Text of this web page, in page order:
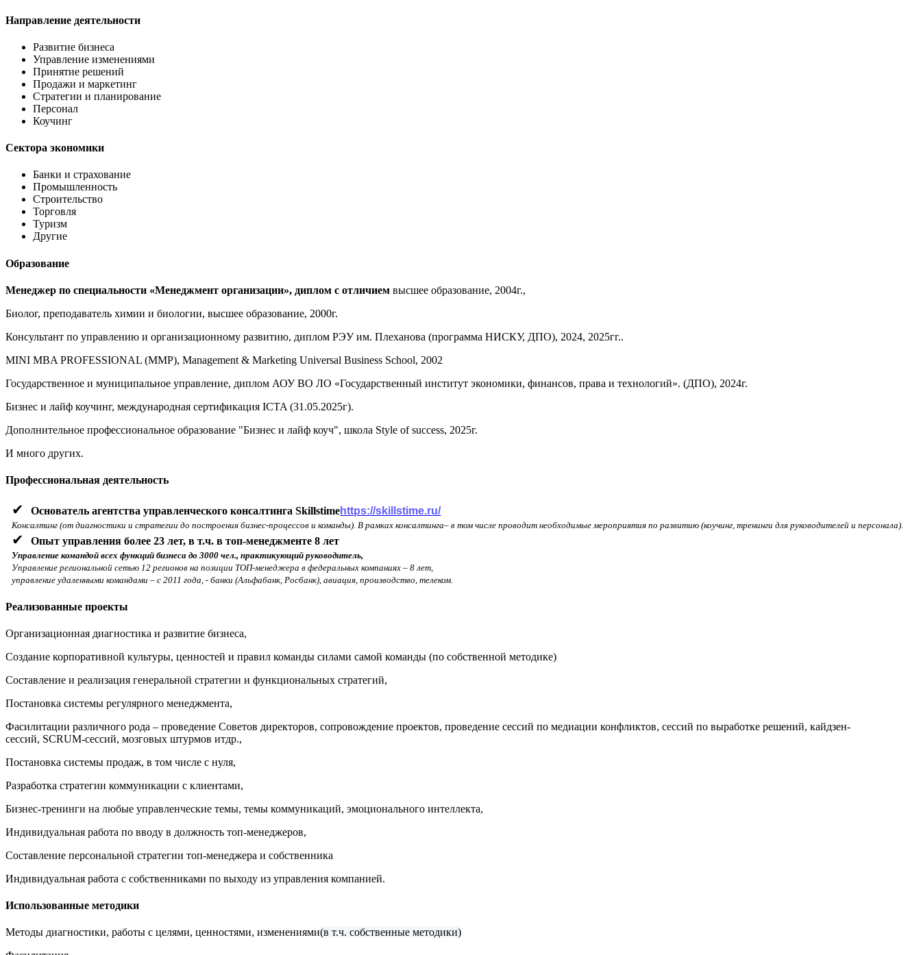
Направление деятельности
Развитие бизнеса
Управление изменениями
Принятие решений
Продажи и маркетинг
Стратегии и планирование
Персонал
Коучинг
Сектора экономики
Банки и страхование
Промышленность
Строительство
Торговля
Туризм
Другие
Образование
Менеджер по специальности «Менеджмент организации», диплом с отличием высшее образование, 2004г.,
Биолог, преподаватель химии и биологии, высшее образование, 2000г.
Консультант по управлению и организационному развитию, диплом РЭУ им. Плеханова (программа НИСКУ, ДПО), 2024, 2025гг..
MINI MBA PROFESSIONAL (MMP), Management & Marketing Universal Business School, 2002
Государственное и муниципальное управление, диплом АОУ ВО ЛО «Государственный институт экономики, финансов, права и технологий». (ДПО), 2024г.
Бизнес и лайф коучинг, международная сертификация ICTA (31.05.2025г).
Дополнительное профессиональное образование "Бизнес и лайф коуч", школа Style of success, 2025г.
И много других.
Профессиональная деятельность
✔ Основатель агентства управленческого консалтинга Skillstimehttps://skillstime.ru/
Консалтинг (от диагностики и стратегии до построения бизнес-процессов и команды). В рамках консалтинга– в том числе проводит необходимые мероприятия по развитию (коучинг, тренинги для руководителей и персонала).
✔ Опыт управления более 23 лет, в т.ч. в топ-менеджменте 8 лет
Управление командой всех функций бизнеса до 3000 чел., практикующий руководитель,
Управление региональной сетью 12 регионов на позиции ТОП-менеджера в федеральных компаниях – 8 лет,
управление удаленными командами – с 2011 года, - банки (Альфабанк, Росбанк), авиация, производство, телеком.
Реализованные проекты
Организационная диагностика и развитие бизнеса,
Создание корпоративной культуры, ценностей и правил команды силами самой команды (по собственной методике)
Составление и реализация генеральной стратегии и функциональных стратегий,
Постановка системы регулярного менеджмента,
Фасилитации различного рода – проведение Советов директоров, сопровождение проектов, проведение сессий по медиации конфликтов, сессий по выработке решений, кайдзен-
сессий, SCRUM-сессий, мозговых штурмов итдр.,
Постановка системы продаж, в том числе с нуля,
Разработка стратегии коммуникации с клиентами,
Бизнес-тренинги на любые управленческие темы, темы коммуникаций, эмоционального интеллекта,
Индивидуальная работа по вводу в должность топ-менеджеров,
Составление персональной стратегии топ-менеджера и собственника
Индивидуальная работа с собственниками по выходу из управления компанией.
Использованные методики
Методы диагностики, работы с целями, ценностями, изменениями(в т.ч. собственные методики)